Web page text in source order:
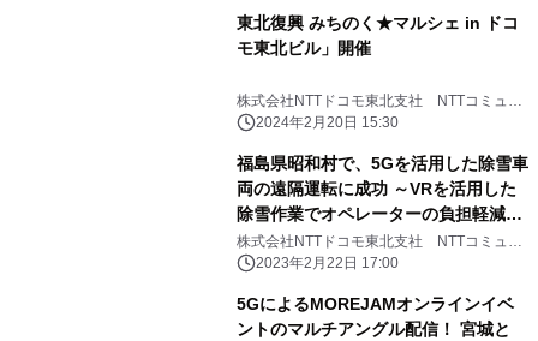
東北復興 みちのく★マルシェ in ドコ
モ東北ビル」開催
株式会社NTTドコモ東北支社 NTTコミュニ
ケーションズ株式会社
2024年2月20日 15:30
福島県昭和村で、5Gを活用した除雪車
両の遠隔運転に成功 ～VRを活用した
除雪作業でオペレーターの負担軽減を
めざす～
株式会社NTTドコモ東北支社 NTTコミュニ
ケーションズ株式会社
2023年2月22日 17:00
5GによるMOREJAMオンラインイベ
ントのマルチアングル配信！ 宮城と